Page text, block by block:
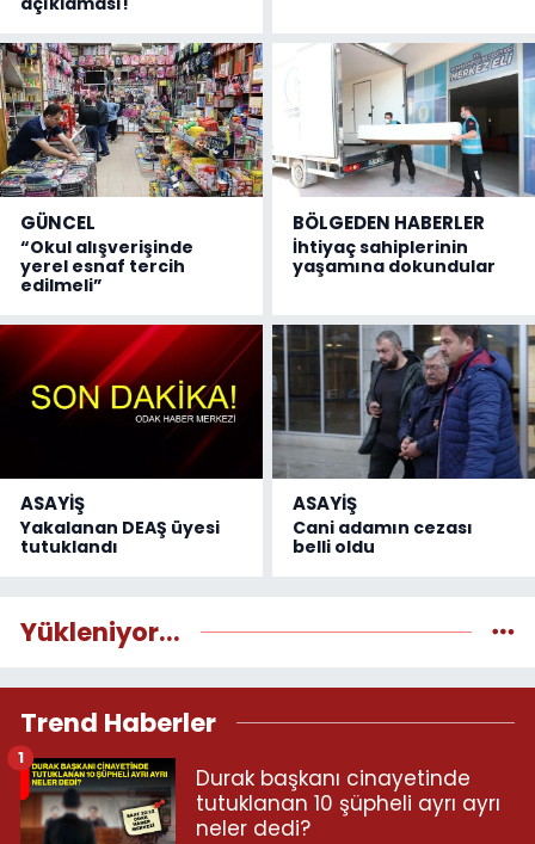
GÜNCEL
“Okul alışverişinde
yerel esnaf tercih
edilmeli”
BÖLGEDEN HABERLER
İhtiyaç sahiplerinin
yaşamına dokundular
ASAYİŞ
Yakalanan DEAŞ üyesi
tutuklandı
ASAYİŞ
Cani adamın cezası
belli oldu
Yükleniyor...
Trend Haberler
Durak başkanı cinayetinde
tutuklanan 10 şüpheli ayrı ayrı
neler dedi?
1